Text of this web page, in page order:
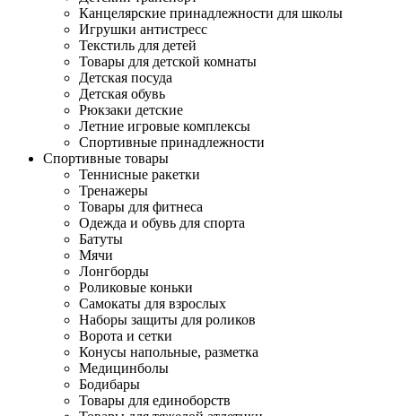
Канцелярские принадлежности для школы
Игрушки антистресс
Текстиль для детей
Товары для детской комнаты
Детская посуда
Детская обувь
Рюкзаки детские
Летние игровые комплексы
Спортивные принадлежности
Спортивные товары
Теннисные ракетки
Тренажеры
Товары для фитнеса
Одежда и обувь для спорта
Батуты
Мячи
Лонгборды
Роликовые коньки
Самокаты для взрослых
Наборы защиты для роликов
Ворота и сетки
Конусы напольные, разметка
Медицинболы
Бодибары
Товары для единоборств